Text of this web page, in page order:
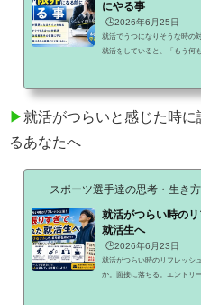
にやる事
🕒️2026年6月25日
就活でうつになりそうな時の
就活をしていると、「もう何
まいます。しかし最初に伝え
自分を責める必要はないとい
▶ 就活がつらいと感じた時
るあなたへ
スポーツ選手達の思考・生き
就活がつらい時の
就活生へ
🕒️2026年6月23日
就活がつらい時のリフレッシ
か。面接に落ちる。エントリ